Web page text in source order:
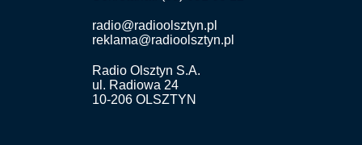
radio@radioolsztyn.pl
reklama@radioolsztyn.pl
Radio Olsztyn S.A.
ul. Radiowa 24
10-206 OLSZTYN